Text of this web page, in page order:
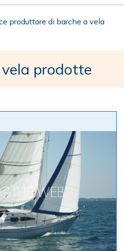
produttore di barche a vela
prodotte